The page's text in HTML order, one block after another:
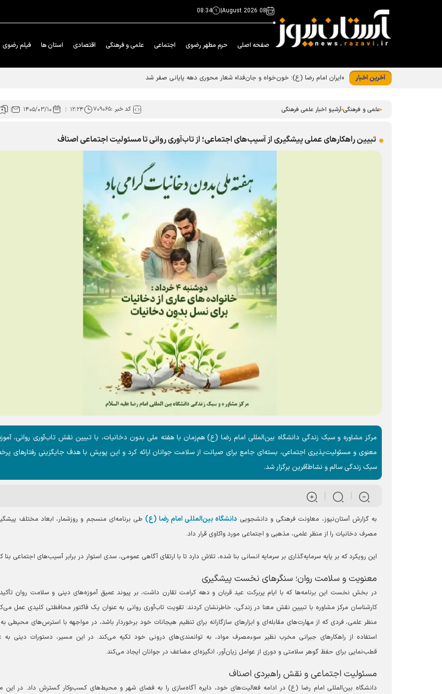
08 August 2026
|
08:34
صفحه اصلی حرم مطهر رضوی اجتماعی علمی و فرهنگی اقتصادی استان ها فیلم رضوی
آخرین اخبار «ایران امام رضا (ع)؛ خون‌خواه و جان‌فدا» شعار محوری دهه پایانی صفر شد
علمی و فرهنگی آرشیو اخبار علمی فرهنگی کد خبر :۷۰۹۰۶۵ ۱۲:۲۴ ۱۴۰۵/۰۳/۱۰
تبیین راهکار‌های عملی پیشگیری از آسیب‌های اجتماعی؛ از تاب‌آوری روانی تا مسئولیت اجتماعی اصناف
مرکز مشاوره و سبک زندگی دانشگاه بین‌المللی امام رضا (ع) هم‌زمان با هفته ملی بدون دخانیات، با تبیین نقش تاب‌آوری روانی،
معنوی و مسئولیت‌پذیری اجتماعی، بسته‌ای جامع برای صیانت از سلامت جوانان ارائه کرد و این پویش با هدف جایگزینی رفتار‌های
سبک زندگی سالم و نشاط‌آفرین برگزار شد.
به گزارش آستان‌نیوز، معاونت فرهنگی و دانشجویی دانشگاه بین‌المللی امام رضا (ع) طی برنامه‌ای منسجم و روزشمار، ابعاد مختلف
مصرف دخانیات را از منظر علمی، مذهبی و اجتماعی مورد واکاوی قرار داد.
این رویکرد که بر پایه سرمایه‌گذاری بر سرمایه انسانی بنا شده، تلاش دارد تا با ارتقای آگاهی عمومی، سدی استوار در برابر آسیب‌های اجتماعی بنا
معنویت و سلامت روان؛ سنگر‌های نخست پیشگیری
در بخش نخست این برنامه‌ها که با ایام پربرکت عید قربان و دهه کرامت تقارن داشت، بر پیوند عمیق آموزه‌های دینی و سلامت روان
کارشناسان مرکز مشاوره با تبیین نقش معنا در زندگی، خاطرنشان کردند: تقویت تاب‌آوری روانی به عنوان یک فاکتور محافظتی کلیدی عمل
منظر علمی، فردی که از مهارت‌های مقابله‌ای و ابزار‌های سازگارانه برای تنظیم هیجانات خود برخوردار باشد، در مواجهه با استرس‌های محیطی
استفاده از راهکار‌های جبرانی مخرب نظیر سوءمصرف مواد، به توانمندی‌های درونی خود تکیه می‌کند. در این مسیر، دستورات دینی به
قطب‌نمایی برای حفظ گوهر سلامتی و دوری از عوامل زیان‌آور، انگیزه‌ای مضاعف در جوانان ایجاد می‌کند.
مسئولیت اجتماعی و نقش راهبردی اصناف
دانشگاه بین‌المللی امام رضا (ع) در ادامه فعالیت‌های خود، دایره آگاه‌سازی را به فضای شهر و محیط‌های کسب‌وکار گسترش داد. در این